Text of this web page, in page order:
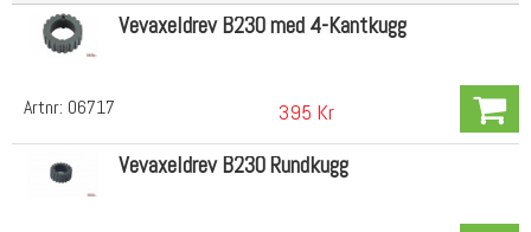
Artnr: 06717
Vevaxeldrev B230 med 4-Kantkugg
395 Kr
Vevaxeldrev B230 Rundkugg